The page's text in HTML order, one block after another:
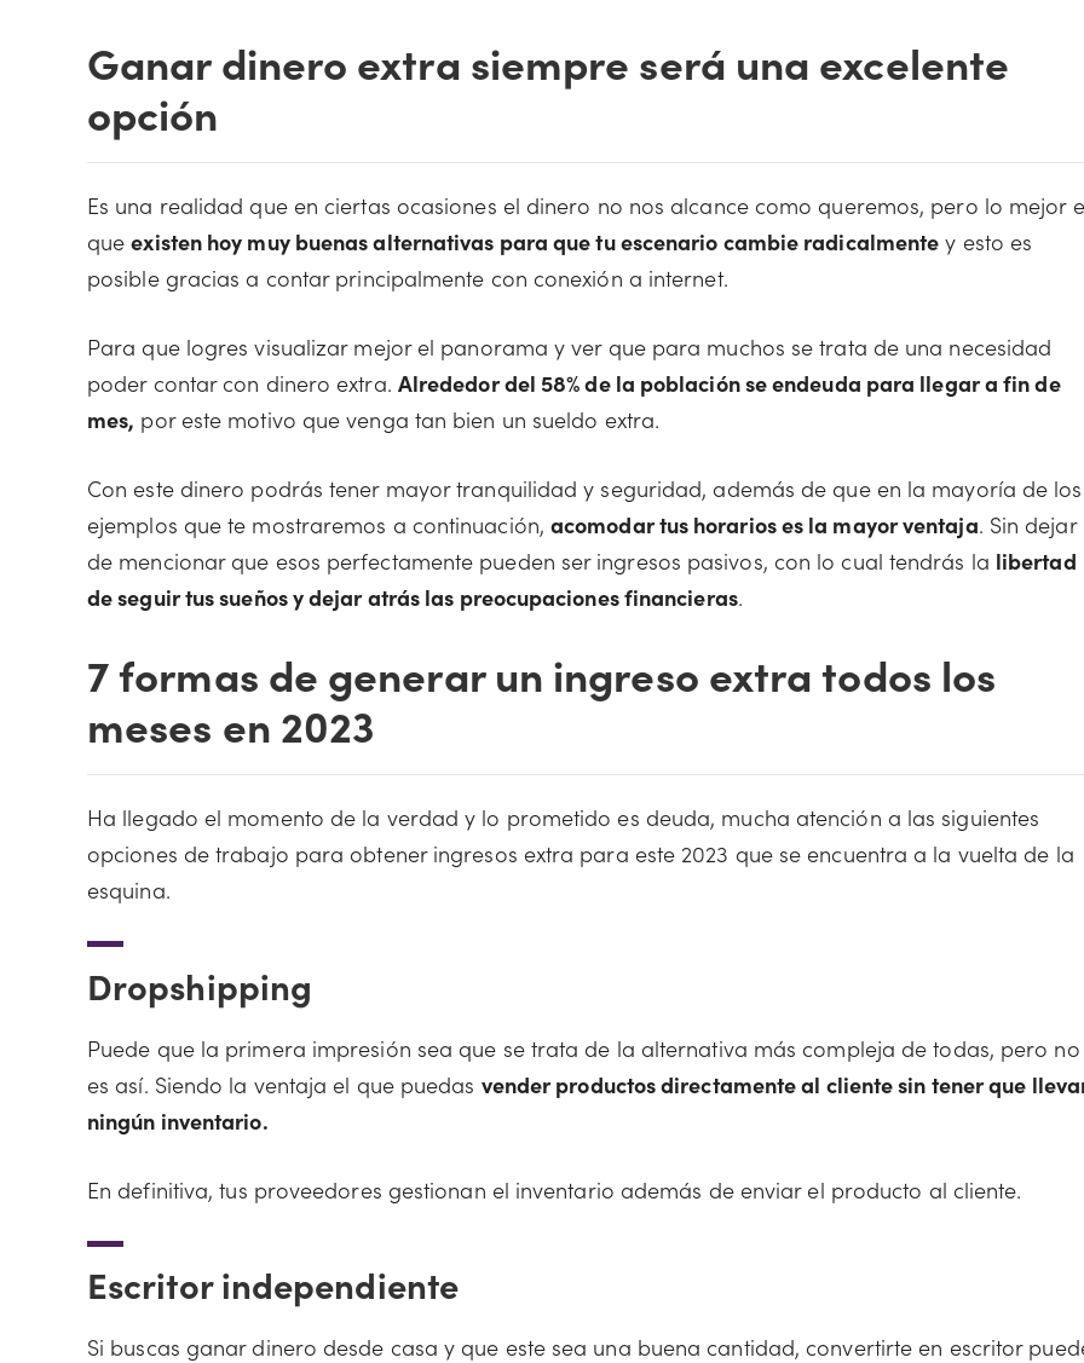
Ganar dinero extra siempre será una excelente
opción
Es una realidad que en ciertas ocasiones el dinero no nos alcance como queremos, pero lo mejor
queexisten hoy muy buenas alternativas para que tu escenario cambie radicalmente y esto es
posible gracias a contar principalmente con conexión a internet.
Para que logres visualizar mejor el panorama y ver que para muchos se trata de una necesidad
poder contar con dinero extra. Alrededor del 58% de la población se endeuda para llegar a fin de
mes, por este motivo que venga tan bien un sueldo extra.
Con este dinero podrás tener mayor tranquilidad y seguridad, además de que en la mayoría de los
ejemplos que te mostraremos a continuación, acomodar tus horarios es la mayor ventaja. Sin dejar
de mencionar que esos perfectamente pueden ser ingresos pasivos, con lo cual tendrás la libertad
de seguir tus sueños y dejar atrás las preocupaciones financieras.
7 formas de generar un ingreso extra todos los
meses en 2023
Ha llegado el momento de la verdad y lo prometido es deuda, mucha atención a las siguientes
opciones de trabajo para obtener ingresos extra para este 2023 que se encuentra a la vuelta de la
esquina.
Dropshipping
Puede que la primera impresión sea que se trata de la alternativa más compleja de todas, pero no
es así. Siendo la ventaja el que puedas vender productos directamente al cliente sin tener que
ningún inventario.
En definitiva, tus proveedores gestionan el inventario además de enviar el producto al cliente.
Escritor independiente
Si buscas ganar dinero desde casa y que este sea una buena cantidad, convertirte en escritor